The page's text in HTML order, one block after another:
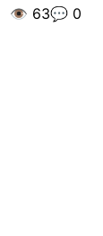
👁️ 63💬 0